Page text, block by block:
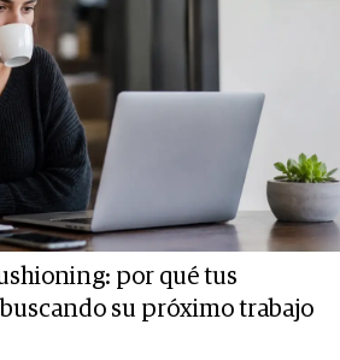
por qué tus
su próximo trabajo